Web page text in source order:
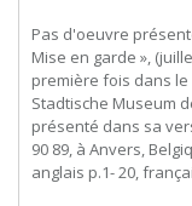
Pas d'oeuvre
Mise en garde »,
première fois dans
Stadtische Museum
présenté dans sa
90 89, à Anvers,
anglais p.1- 20,